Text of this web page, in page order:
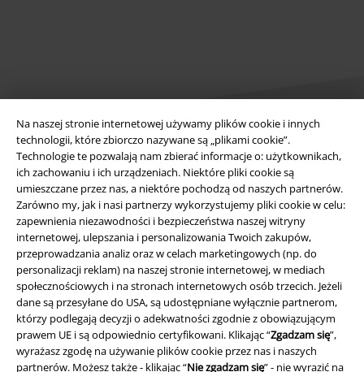
Na naszej stronie internetowej używamy plików cookie i innych
technologii, które zbiorczo nazywane są „plikami cookie”.
Technologie te pozwalają nam zbierać informacje o: użytkownikach,
ich zachowaniu i ich urządzeniach. Niektóre pliki cookie są
umieszczane przez nas, a niektóre pochodzą od naszych partnerów.
Zarówno my, jak i nasi partnerzy wykorzystujemy pliki cookie w celu:
zapewnienia niezawodności i bezpieczeństwa naszej witryny
internetowej, ulepszania i personalizowania Twoich zakupów,
przeprowadzania analiz oraz w celach marketingowych (np. do
personalizacji reklam) na naszej stronie internetowej, w mediach
społecznościowych i na stronach internetowych osób trzecich. Jeżeli
dane są przesyłane do USA, są udostępniane wyłącznie partnerom,
którzy podlegają decyzji o adekwatności zgodnie z obowiązującym
prawem UE i są odpowiednio certyfikowani. Klikając “Zgadzam się”,
wyrażasz zgodę na używanie plików cookie przez nas i naszych
partnerów. Możesz także - klikając “Nie zgadzam się” - nie wyrazić na
Informacje prawne
Regulamin
Dane firmy
Polityka prywatności
Unieszkodliwianie odpadów i ochrona środowiska
Deklaracja Zgodności